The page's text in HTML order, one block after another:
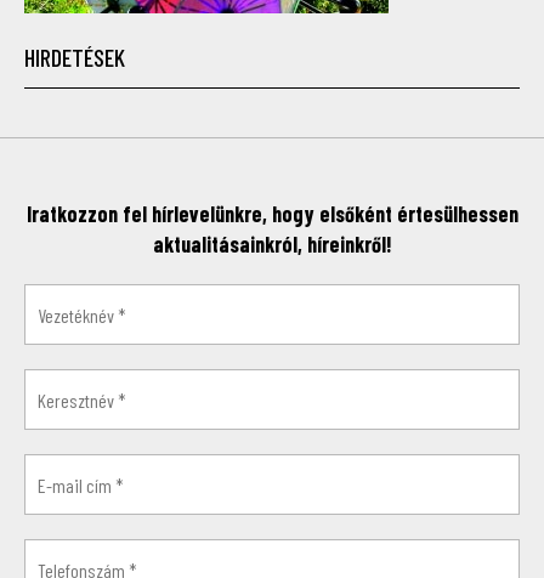
HIRDETÉSEK
Iratkozzon fel hírlevelünkre, hogy elsőként értesülhessen
aktualitásainkról, híreinkről!